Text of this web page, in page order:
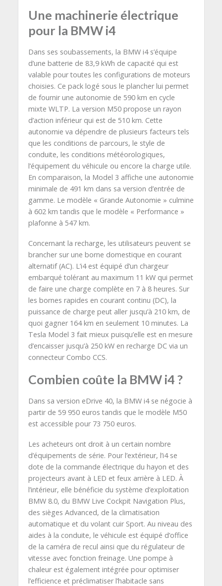
Une machinerie électrique
pour la BMW i4
Dans ses soubassements, la BMW i4 s’équipe
d’une batterie de 83,9 kWh de capacité qui est
valable pour toutes les configurations de moteurs
choisies. Ce pack logé sous le plancher lui permet
de fournir une autonomie de 590 km en cycle
mixte WLTP. La version M50 propose un rayon
d’action inférieur qui est de 510 km. Cette
autonomie va dépendre de plusieurs facteurs tels
que les conditions de parcours, le style de
conduite, les conditions météorologiques,
l’équipement du véhicule ou encore la charge utile.
En comparaison, la Model 3 affiche une autonomie
minimale de 491 km dans sa version d’entrée de
gamme. Le modèle « Grande Autonomie » culmine
à 602 km tandis que le modèle « Performance »
plafonne à 547 km.
Concernant la recharge, les utilisateurs peuvent se
brancher sur une borne domestique en courant
alternatif (AC). L’i4 est équipé d’un chargeur
embarqué tolérant au maximum 11 kW qui permet
de faire une charge complète en 7 à 8 heures. Sur
les bornes rapides en courant continu (DC), la
puissance de charge peut aller jusqu’à 210 km, de
quoi gagner 164 km en seulement 10 minutes. La
Tesla Model 3 fait mieux puisqu’elle est en mesure
d’encaisser jusqu’à 250 kW en recharge DC via un
connecteur Combo CCS.
Combien coûte la BMW i4 ?
Dans sa version eDrive 40, la BMW i4 se négocie à
partir de 59 950 euros tandis que le modèle M50
est accessible pour 73 750 euros.
Les acheteurs ont droit à un certain nombre
d’équipements de série. Pour l’extérieur, l’i4 se
dote de la commande électrique du hayon et des
projecteurs avant à LED et feux arrière à LED. À
l’intérieur, elle bénéficie du système d’exploitation
BMW 8.0, du BMW Live Cockpit Navigation Plus,
des sièges Advanced, de la climatisation
automatique et du volant cuir Sport. Au niveau des
aides à la conduite, le véhicule est équipé d’office
de la caméra de recul ainsi que du régulateur de
vitesse avec fonction freinage. Une pompe à
chaleur est également intégrée pour optimiser
l’efficience et préclimatiser l’habitacle sans